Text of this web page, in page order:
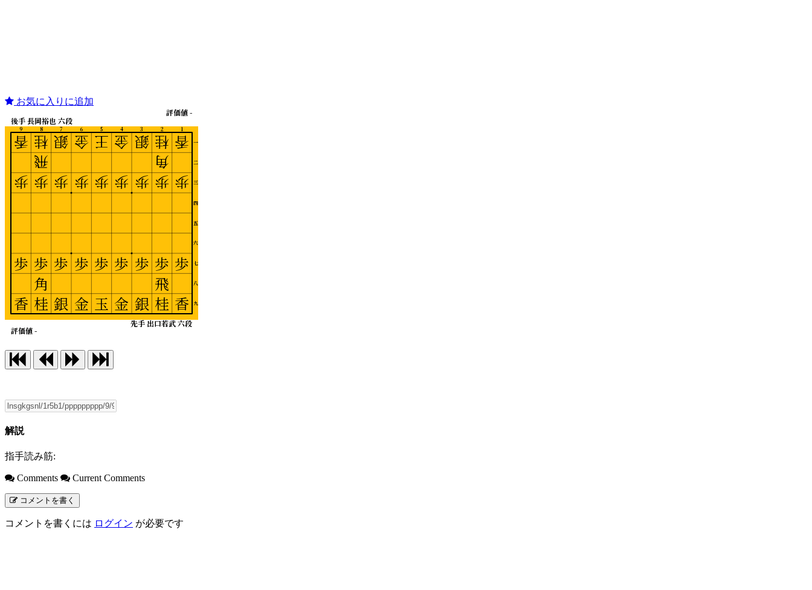
お気に入りに追加
1
2
3
4
5
6
7
8
9
一
二
三
四
五
六
七
八
九
先手 出口若武 六段
後手 長岡裕也 六段
評価値 -
評価値 -
香
歩
歩
香
桂
角
歩
歩
飛
桂
銀
歩
歩
銀
金
歩
歩
金
王
歩
歩
玉
金
歩
歩
金
銀
歩
歩
銀
桂
飛
歩
歩
角
桂
香
歩
歩
香
解説
指手読み筋:
Comments Current Comments
コメントを書く
コメントを書くには ログイン が必要です